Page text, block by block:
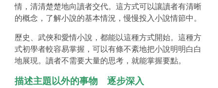
情，清清楚楚地向讀者交代。這方式可以讓讀者有清晰
的概念，了解小說的基本情況，慢慢投入小說情節中。
歷史、武俠和愛情小說，都能以這種方式開始。這種方
式初學者較容易掌握，可以有條不紊地把小說明明白白
地展現。讀者不需要大量的思考，就能掌握要點。
描述主題以外的事物 逐步深入